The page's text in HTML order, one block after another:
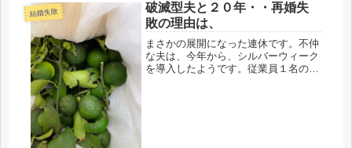
結婚失敗
破滅型夫と２０年・・再婚失
敗の理由は、
まさかの展開になった連休です。不仲
な夫は、今年から、シルバーウィーク
を導入したようです。従業員１名の零